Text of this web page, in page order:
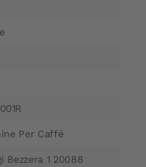
Per Caffé
Bezzera 1 20088